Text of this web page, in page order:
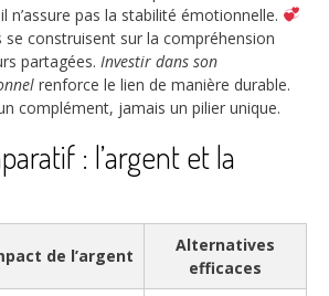
n’assure pas la stabilité émotionnelle.
se construisent sur la compréhension
partagées. Investir dans son
renforce le lien de manière durable.
complément, jamais un pilier unique.
: l’argent et la
de l’argent
Alternatives
efficaces